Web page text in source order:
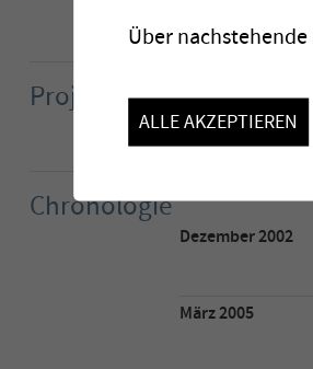
Projektpartner
Chronologie
Dezember 2002
März 2005
Über
ALLE AKZEPTIEREN